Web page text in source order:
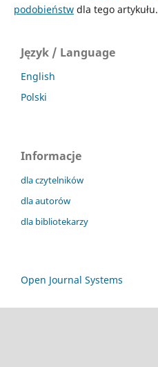
podobieństwdla tego artykułu.
Język / Language
English
Polski
Informacje
dla czytelników
dla autorów
dla bibliotekarzy
Open Journal Systems